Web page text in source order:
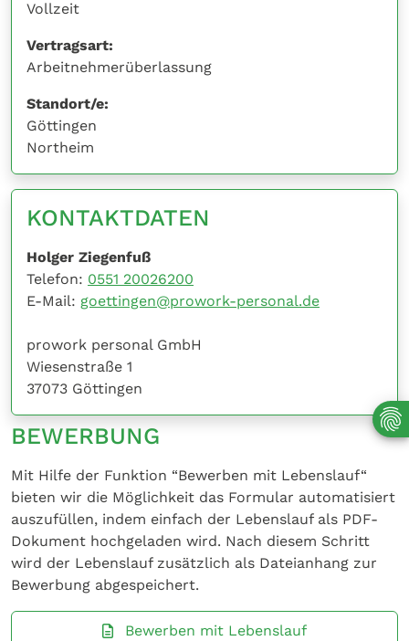
Vollzeit
Vertragsart:
Arbeitnehmerüberlassung
Standort/e:
Göttingen
Northeim
KONTAKTDATEN
Holger Ziegenfuß
Telefon: 0551 20026200
E-Mail: goettingen@prowork-personal.de
prowork personal GmbH
Wiesenstraße 1
37073 Göttingen
BEWERBUNG
Mit Hilfe der Funktion “Bewerben mit Lebenslauf“
bieten wir die Möglichkeit das Formular automatisiert
auszufüllen, indem einfach der Lebenslauf als PDF-
Dokument hochgeladen wird. Nach diesem Schritt
wird der Lebenslauf zusätzlich als Dateianhang zur
Bewerbung abgespeichert.
Bewerben mit Lebenslauf